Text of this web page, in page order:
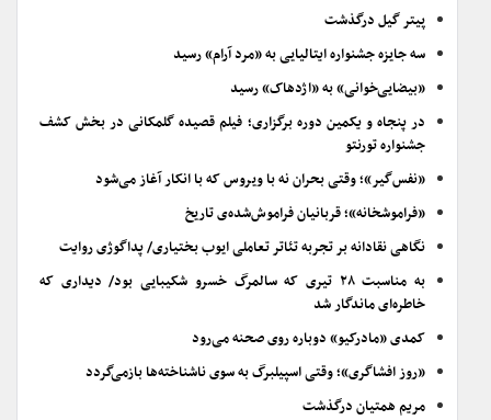
پیتر گیل درگذشت
سه جایزه جشنواره ایتالیایی به «مرد آرام» رسید
«بیضایی‌خوانی» به «اژدهاک» رسید
در پنجاه و یکمین دوره برگزاری؛ فیلم قصیده گلمکانی در بخش کشف
جشنواره تورنتو
«نفس‌گیر»؛ وقتی بحران نه با ویروس که با انکار آغاز می‌شود
«فراموشخانه»؛ قربانیان فراموش‌شده‌ی تاریخ
نگاهی نقادانه بر تجربه تئاتر تعاملی ایوب بختیاری/ پداگوژی روایت
به مناسبت ۲۸ تیری که سالمرگ خسرو شکیبایی بود/ دیداری که
خاطره‌ای ماندگار شد
کمدی «مادرکیو» دوباره روی صحنه می‌رود
«روز افشاگری»؛ وقتی اسپیلبرگ به سوی ناشناخته‌ها بازمی‌گردد
مریم همتیان درگذشت